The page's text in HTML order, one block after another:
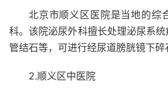
北京市顺义区医院是当地的综
科。该院泌尿外科擅长处理泌尿系
管结石等，可进行经尿道膀胱镜下碎
2.顺义区中医院